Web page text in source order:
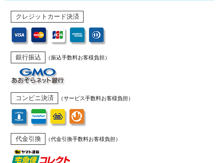
クレジットカード決済
銀行振込 （振込手数料お客様負担）
コンビニ決済 （サービス手数料お客様負担）
代金引換 （代金引換手数料お客様負担）